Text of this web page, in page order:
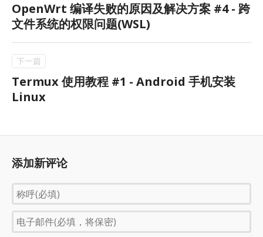
OpenWrt 编译失败的原因及解决方案 #4 - 跨
文件系统的权限问题(WSL)
Termux 使用教程 #1 - Android 手机安装
Linux
添加新评论